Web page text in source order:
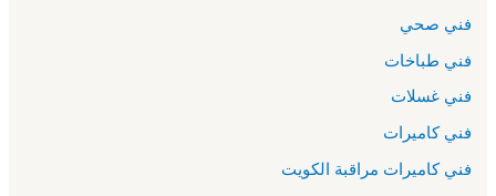
فني صحي
فني طباخات
فني غسلات
فني كاميرات
فني كاميرات مراقبة الكويت